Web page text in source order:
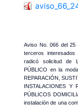
Aviso No. 066 del
terceros
radicó solicitud de
PÚBLICO en la
REPARACIÓN,
INSTALACIONES Y
PÚBLICOS
instalación de una